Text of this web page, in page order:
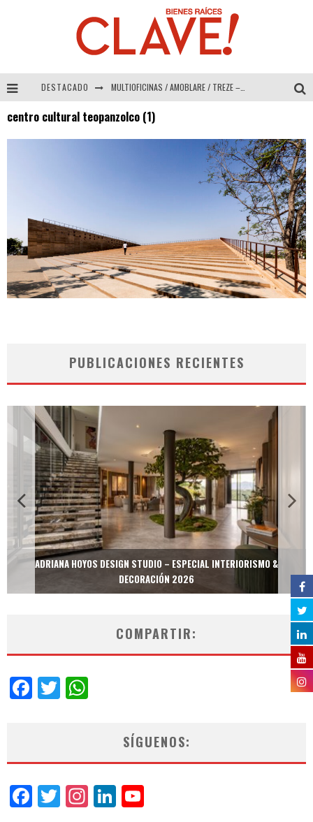
DESTACADO MULTIOFICINAS / AMOBLARE / TREZE – Especial Interiorismo & Decoración 2026
COLINEAL – Especial Interiorismo & Decoración 2026
ADRIANA HOYOS DESIGN STUDIO – Especial Interiorismo & Decoración 2026
centro cultural teopanzolco (1)
PUBLICACIONES RECIENTES
ADRIANA HOYOS DESIGN STUDIO – ESPECIAL INTERIORISMO &
DECORACIÓN 2026
COMPARTIR:
Facebook
Twitter
SÍGUENOS:
Facebook
Twitter
Instagram
LinkedIn